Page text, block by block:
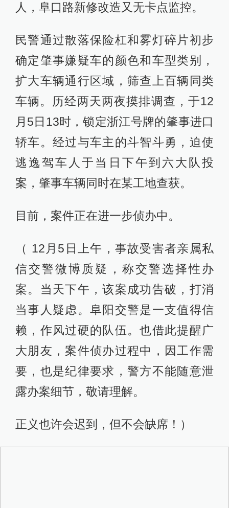
人，阜口路新修改造又无卡点监控。
民警通过散落保险杠和雾灯碎片初步
确定肇事嫌疑车的颜色和车型类别，
扩大车辆通行区域，筛查上百辆同类
车辆。历经两天两夜摸排调查，于12
月5日13时，锁定浙江号牌的肇事进口
轿车。经过与车主的斗智斗勇，迫使
逃逸驾车人于当日下午到六大队投
案，肇事车辆同时在某工地查获。
目前，案件正在进一步侦办中。
（ 12月5日上午，事故受害者亲属私
信交警微博质疑，称交警选择性办
案。当天下午，该案成功告破，打消
当事人疑虑。阜阳交警是一支值得信
赖，作风过硬的队伍。也借此提醒广
大朋友，案件侦办过程中，因工作需
要，也是纪律要求，警方不能随意泄
露办案细节，敬请理解。
正义也许会迟到，但不会缺席！）